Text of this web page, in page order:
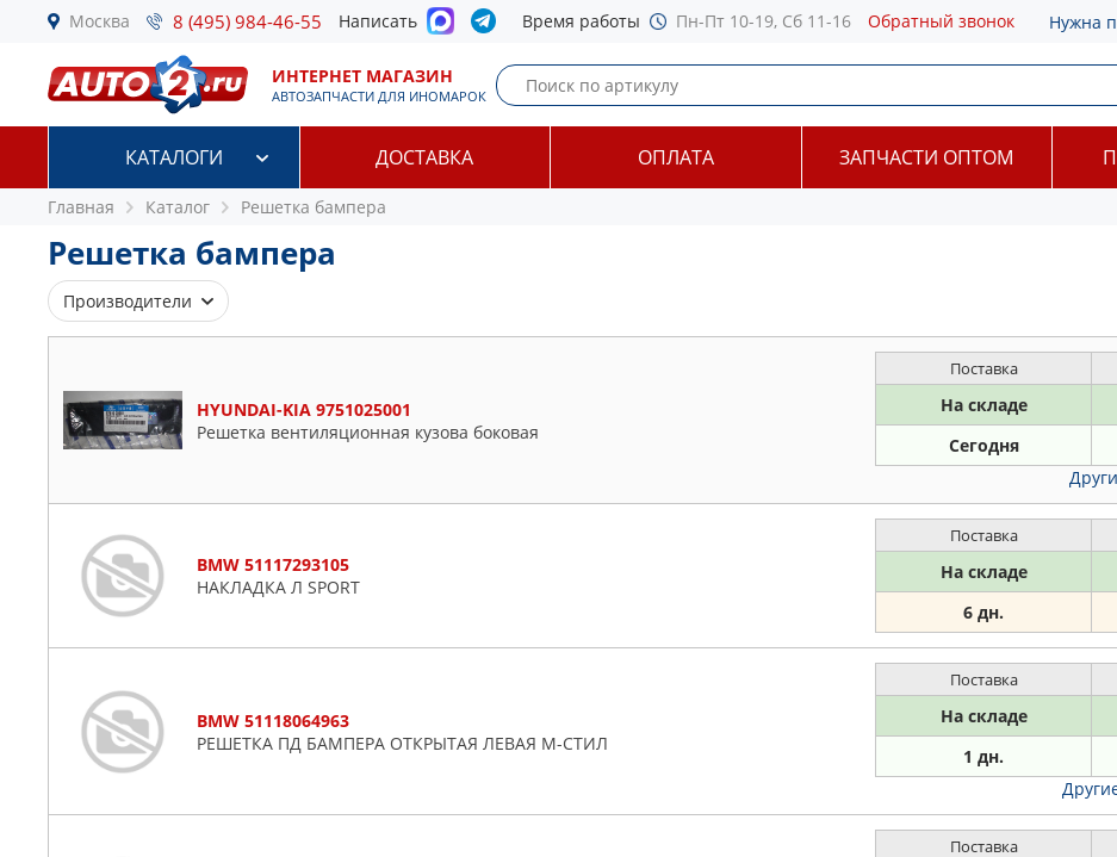
Москва 8 (495) 984-46-55 Написать Время работы Пн-Пт 10-19, Сб 11-16 Обратный звонок Нужна
ИНТЕРНЕТ МАГАЗИН
АВТОЗАПЧАСТИ ДЛЯ ИНОМАРОК
КАТАЛОГИ ДОСТАВКА ОПЛАТА ЗАПЧАСТИ ОПТОМ
Главная Каталог Решетка бампера
Решетка бампера
Производители
API
BMW
BSG
FORD
HYUNDAI-KIA
ISUZU
IVECO
LAND ROVER
MAZDA
MERCEDES
HYUNDAI-KIA 9751025001
Решетка вентиляционная кузова боковая
Поставка
На складе
Сегодня
BMW 51117293105
НАКЛАДКА Л SPORT
Поставка
На складе
6 дн.
BMW 51118064963
РЕШЕТКА ПД БАМПЕРА ОТКРЫТАЯ ЛЕВАЯ М-СТИЛ
Поставка
На складе
1 дн.
Поставка